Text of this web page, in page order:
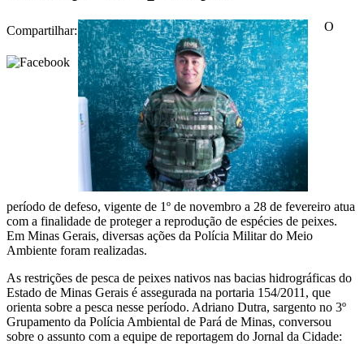
Compartilhar: O
período de defeso, vigente de 1º de novembro a 28 de fevereiro atua
com a finalidade de proteger a reprodução de espécies de peixes.
Em Minas Gerais, diversas ações da Polícia Militar do Meio
Ambiente foram realizadas.
As restrições de pesca de peixes nativos nas bacias hidrográficas do
Estado de Minas Gerais é assegurada na portaria 154/2011, que
orienta sobre a pesca nesse período. Adriano Dutra, sargento no 3º
Grupamento da Polícia Ambiental de Pará de Minas, conversou
sobre o assunto com a equipe de reportagem do Jornal da Cidade: